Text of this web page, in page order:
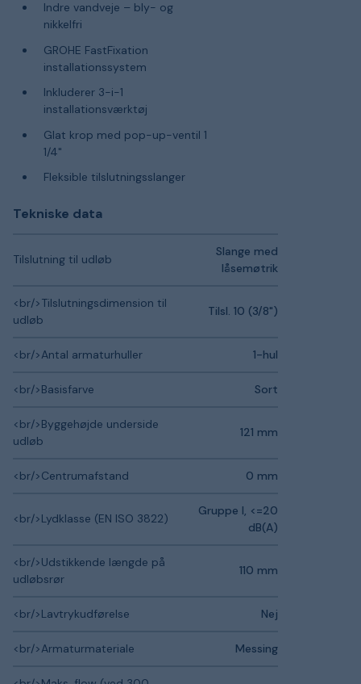
Indre vandveje – bly- og
nikkelfri
GROHE FastFixation
installationssystem
Inkluderer 3-i-1
installationsværktøj
Glat krop med pop-up-ventil 1
1/4"
Fleksible tilslutningsslanger
Tekniske data
Tilslutning til udløb
Slange med
låsemøtrik
<br/>Tilslutningsdimension til
udløb
Tilsl. 10 (3/8")
<br/>Antal armaturhuller 1-hul
<br/>Basisfarve Sort
<br/>Byggehøjde underside
udløb
121 mm
<br/>Centrumafstand 0 mm
<br/>Lydklasse (EN ISO 3822)
Gruppe I, <=20
dB(A)
<br/>Udstikkende længde på
udløbsrør
110 mm
<br/>Lavtrykudførelse Nej
<br/>Armaturmateriale Messing